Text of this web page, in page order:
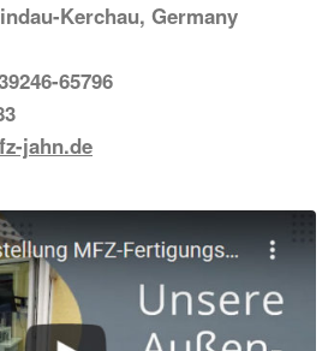
Kerchau, Germany
65796
jahn.de